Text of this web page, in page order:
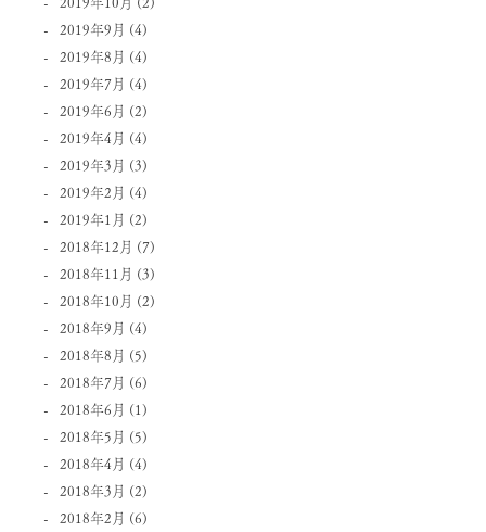
2019年9月 (4)
2019年8月 (4)
2019年7月 (4)
2019年6月 (2)
2019年4月 (4)
2019年3月 (3)
2019年2月 (4)
2019年1月 (2)
2018年12月 (7)
2018年11月 (3)
2018年10月 (2)
2018年9月 (4)
2018年8月 (5)
2018年7月 (6)
2018年6月 (1)
2018年5月 (5)
2018年4月 (4)
2018年3月 (2)
2018年2月 (6)